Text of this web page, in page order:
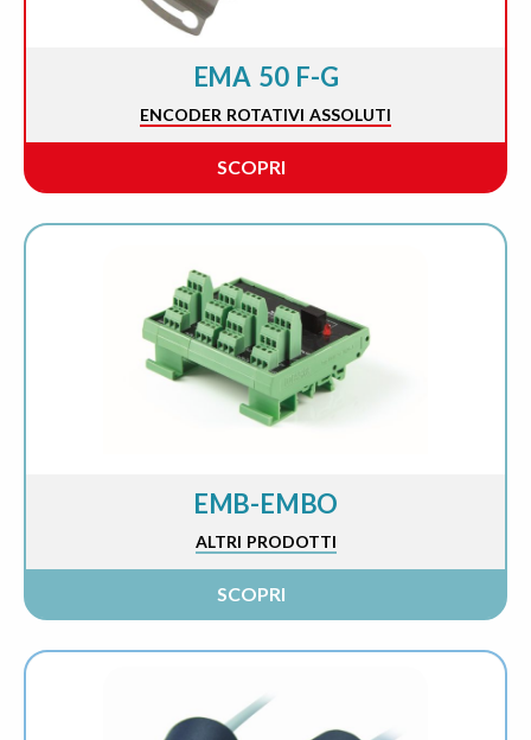
EMA 50 F-G
ENCODER ROTATIVI ASSOLUTI
SCOPRI
EMB-EMBO
ALTRI PRODOTTI
SCOPRI